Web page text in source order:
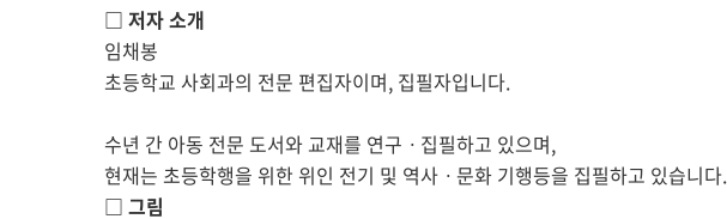
□ 저자 소개
임채봉
초등학교 사회과의 전문 편집자이며, 집필자입니다.
수년 간 아동 전문 도서와 교재를 연구ㆍ집필하고 있으며,
현재는 초등학행을 위한 위인 전기 및 역사ㆍ문화 기행등을 집필하고 있습니다.
□ 그림